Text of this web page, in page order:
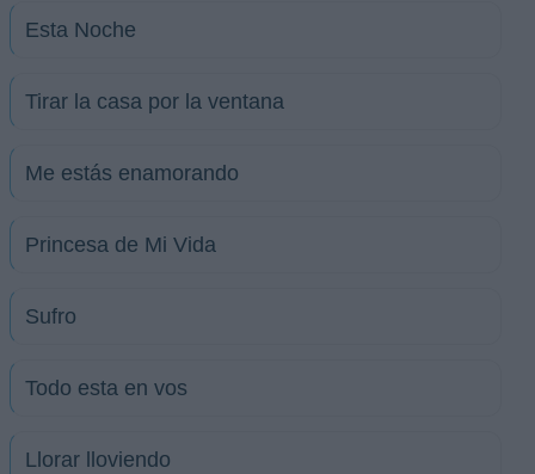
Esta Noche
Tirar la casa por la ventana
Me estás enamorando
Princesa de Mi Vida
Sufro
Todo esta en vos
Llorar lloviendo